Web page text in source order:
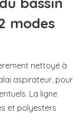
modes
nettoyé à
aspirateur, pour
La ligne
et polyesters